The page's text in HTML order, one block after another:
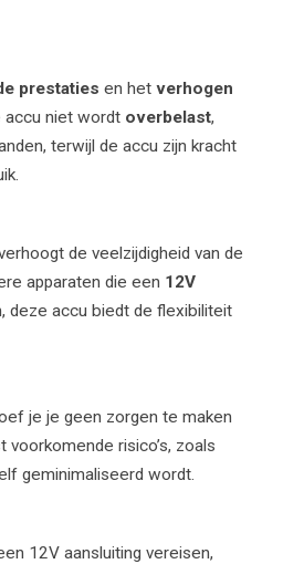
prestaties en het verhogen
accu niet wordt overbelast,
terwijl de accu zijn kracht
de veelzijdigheid van de
apparaten die een 12V
deze accu biedt de flexibiliteit
je je geen zorgen te maken
risico’s, zoals
geminimaliseerd wordt.
12V aansluiting vereisen,